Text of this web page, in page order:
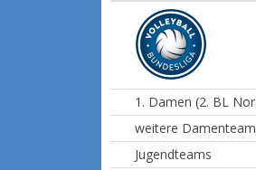
1. Damen (2. BL
weitere
Jugendteams